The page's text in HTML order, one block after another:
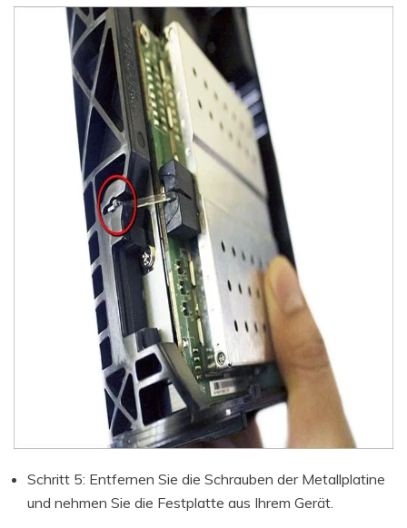
Schritt 5: Entfernen Sie die Schrauben der Metallplatine
und nehmen Sie die Festplatte aus Ihrem Gerät.